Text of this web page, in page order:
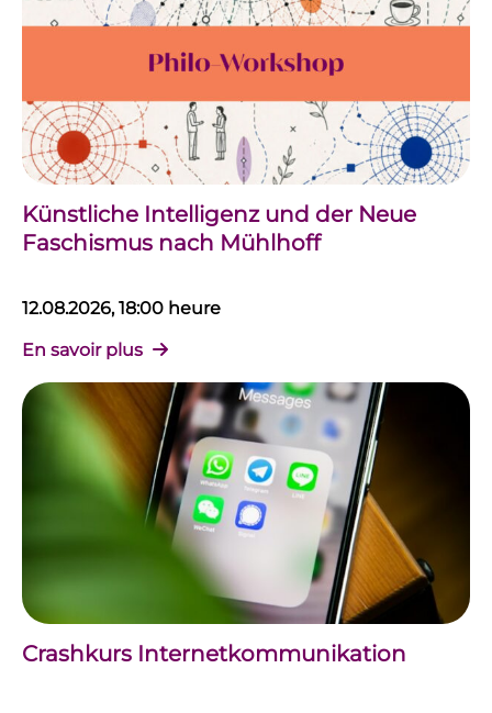
Künstliche Intelligenz und der Neue
Faschismus nach Mühlhoff
12.08.2026, 18:00 heure
En savoir plus
Crashkurs Internetkommunikation